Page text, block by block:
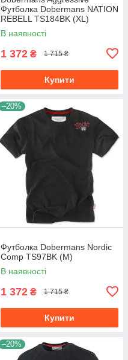
Футболка Dobermans NATION
REBELL TS184BK (XL)
В наявності
1 372 ₴ 1 715 ₴
Купити
–20%
Футболка Dobermans Nordic
Comp TS97BK (M)
В наявності
1 372 ₴ 1 715 ₴
Купити
–20%